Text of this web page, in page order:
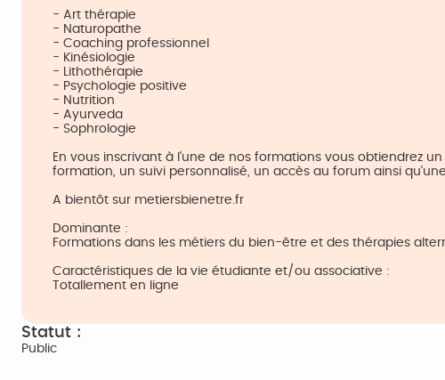
- Art thérapie
- Naturopathe
- Coaching professionnel
- Kinésiologie
- Lithothérapie
- Psychologie positive
- Nutrition
- Ayurveda
- Sophrologie
En vous inscrivant à l'une de nos formations vous obtiendrez
formation, un suivi personnalisé, un accès au forum ainsi
A bientôt sur metiersbienetre.fr
Dominante :
Formations dans les métiers du bien-être et des thérapies
Caractéristiques de la vie étudiante et/ou associative :
Totallement en ligne
Statut :
Public